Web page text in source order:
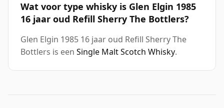
Wat voor type whisky is Glen Elgin 1985
16 jaar oud Refill Sherry The Bottlers?
Glen Elgin 1985 16 jaar oud Refill Sherry The
Bottlers is een Single Malt Scotch Whisky.